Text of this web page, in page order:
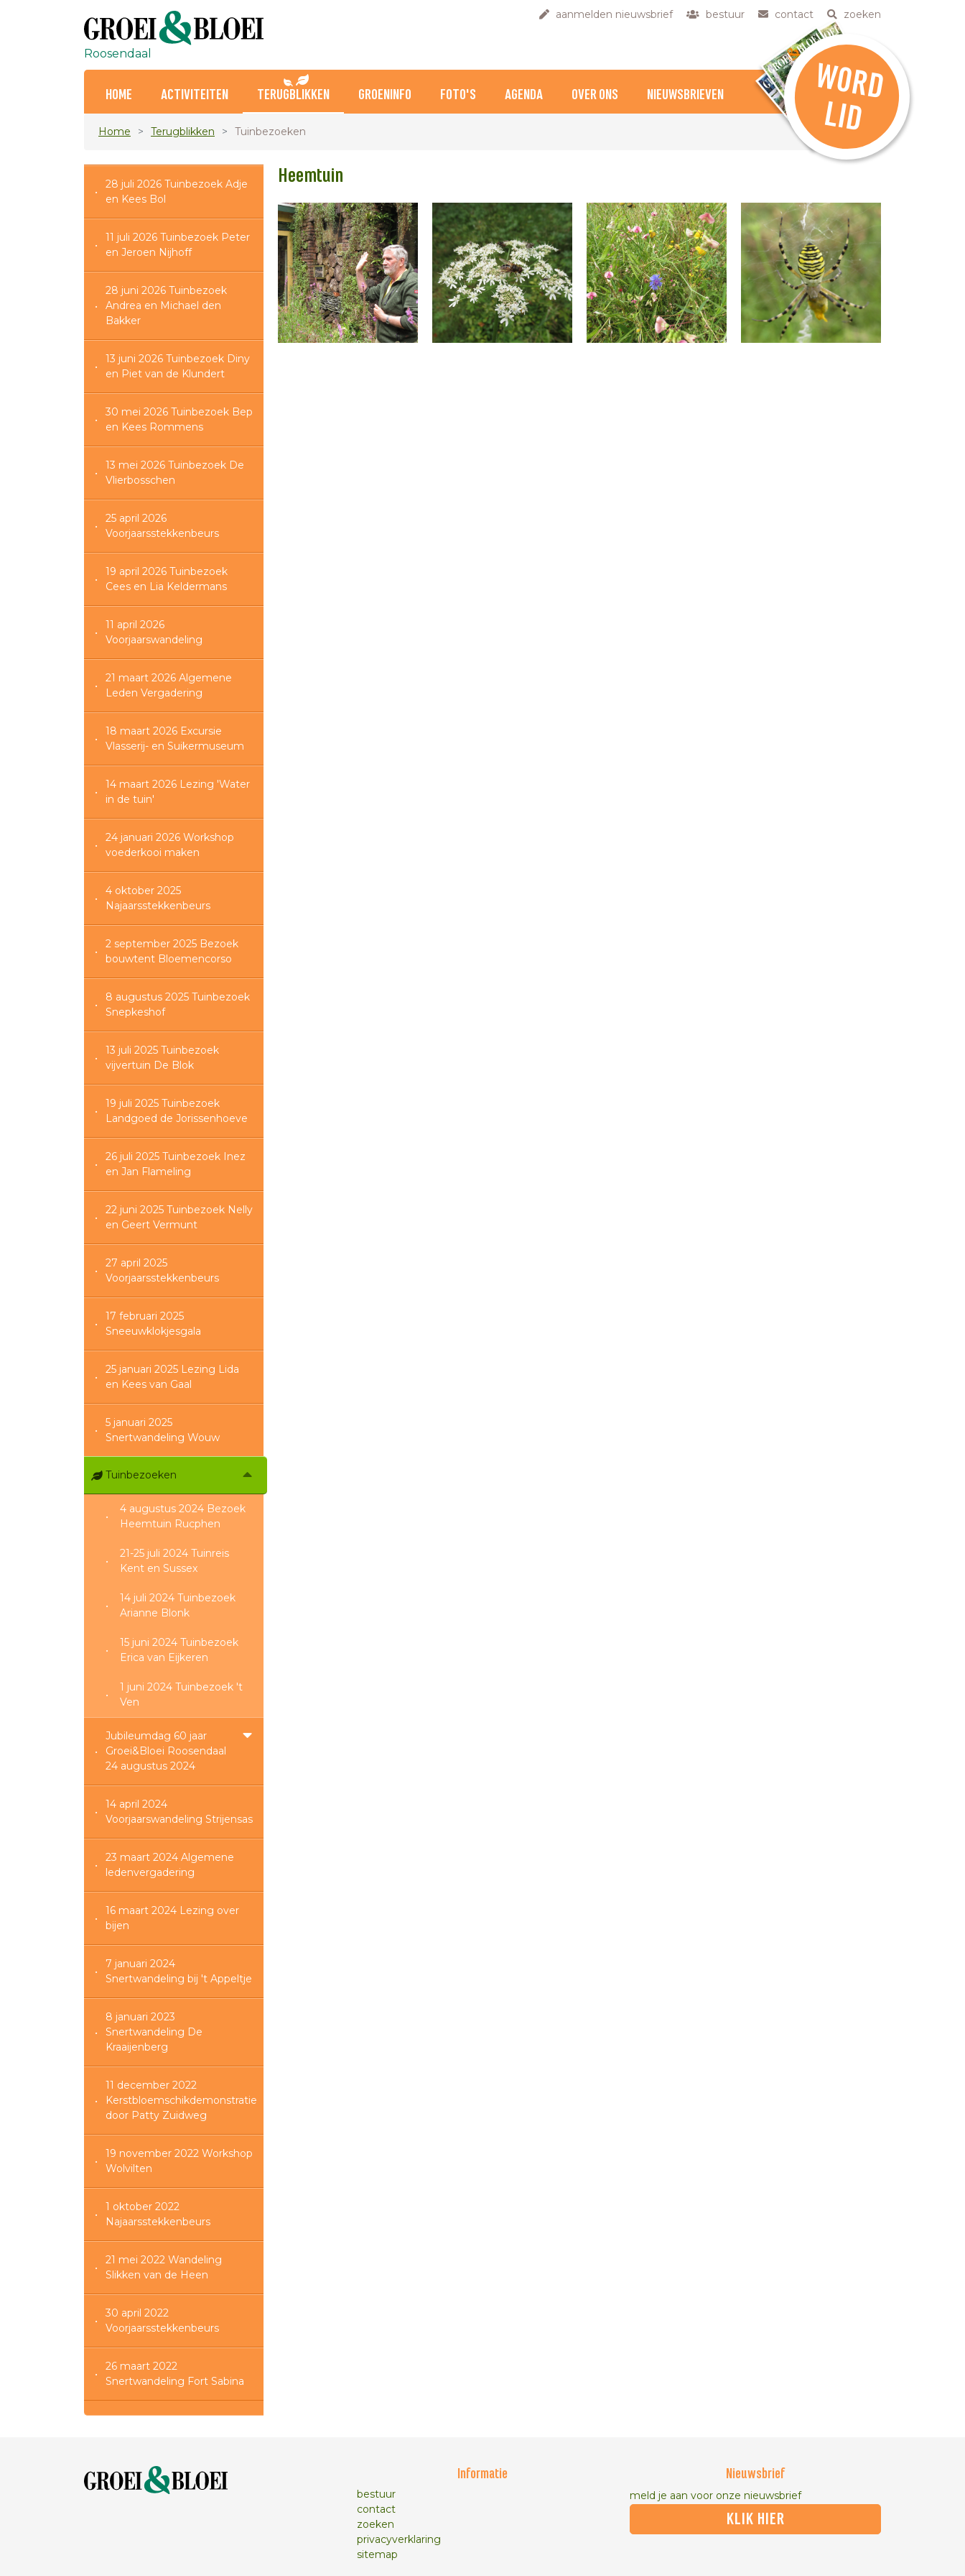
aanmelden nieuwsbrief bestuur contact zoeken
Roosendaal
HOME ACTIVITEITEN TERUGBLIKKEN GROENINFO FOTO'S AGENDA OVER ONS NIEUWSBRIEVEN W
O
R
D
L
ID
Home Terugblikken Tuinbezoeken
28 juli 2026 Tuinbezoek Adje
en Kees Bol
11 juli 2026 Tuinbezoek Peter
en Jeroen Nijhoff
28 juni 2026 Tuinbezoek
Andrea en Michael den
Bakker
13 juni 2026 Tuinbezoek Diny
en Piet van de Klundert
30 mei 2026 Tuinbezoek Bep
en Kees Rommens
13 mei 2026 Tuinbezoek De
Vlierbosschen
25 april 2026
Voorjaarsstekkenbeurs
19 april 2026 Tuinbezoek
Cees en Lia Keldermans
11 april 2026
Voorjaarswandeling
21 maart 2026 Algemene
Leden Vergadering
18 maart 2026 Excursie
Vlasserij- en Suikermuseum
14 maart 2026 Lezing 'Water
in de tuin'
24 januari 2026 Workshop
voederkooi maken
4 oktober 2025
Najaarsstekkenbeurs
2 september 2025 Bezoek
bouwtent Bloemencorso
8 augustus 2025 Tuinbezoek
Snepkeshof
13 juli 2025 Tuinbezoek
vijvertuin De Blok
19 juli 2025 Tuinbezoek
Landgoed de Jorissenhoeve
26 juli 2025 Tuinbezoek Inez
en Jan Flameling
22 juni 2025 Tuinbezoek Nelly
en Geert Vermunt
27 april 2025
Voorjaarsstekkenbeurs
17 februari 2025
Sneeuwklokjesgala
25 januari 2025 Lezing Lida
en Kees van Gaal
5 januari 2025
Snertwandeling Wouw
Tuinbezoeken
4 augustus 2024 Bezoek
Heemtuin Rucphen
21-25 juli 2024 Tuinreis
Kent en Sussex
14 juli 2024 Tuinbezoek
Arianne Blonk
15 juni 2024 Tuinbezoek
Erica van Eijkeren
1 juni 2024 Tuinbezoek 't
Ven
Jubileumdag 60 jaar
Groei&Bloei Roosendaal
24 augustus 2024
14 april 2024
Voorjaarswandeling Strijensas
23 maart 2024 Algemene
ledenvergadering
16 maart 2024 Lezing over
bijen
7 januari 2024
Snertwandeling bij 't Appeltje
8 januari 2023
Snertwandeling De
Kraaijenberg
11 december 2022
Kerstbloemschikdemonstratie
door Patty Zuidweg
19 november 2022 Workshop
Wolvilten
1 oktober 2022
Najaarsstekkenbeurs
21 mei 2022 Wandeling
Slikken van de Heen
30 april 2022
Voorjaarsstekkenbeurs
26 maart 2022
Snertwandeling Fort Sabina
Heemtuin
Informatie
bestuur
contact
zoeken
privacyverklaring
sitemap
Nieuwsbrief
meld je aan voor onze nieuwsbrief
KLIK HIER